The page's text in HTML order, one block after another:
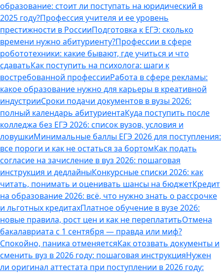
образование: стоит ли поступать на юридический в
2025 году?Профессия учителя и ее уровень
престижности в РоссииПодготовка к ЕГЭ: сколько
времени нужно абитуриенту?Профессии в сфере
робототехники: какие бывают, где учиться и что
сдаватьКак поступить на психолога: шаги к
востребованной профессииРабота в сфере рекламы:
какое образование нужно для карьеры в креативной
индустрииСроки подачи документов в вузы 2026:
полный календарь абитуриентаКуда поступить после
колледжа без ЕГЭ 2026: список вузов, условия и
ловушкиМинимальные баллы ЕГЭ 2026 для поступления:
все пороги и как не остаться за бортомКак подать
согласие на зачисление в вуз 2026: пошаговая
инструкция и дедлайныКонкурсные списки 2026: как
читать, понимать и оценивать шансы на бюджетКредит
на образование 2026: всё, что нужно знать о рассрочке
и льготных кредитахПлатное обучение в вузе 2026:
новые правила, рост цен и как не переплатитьОтмена
бакалавриата с 1 сентября — правда или миф?
Спокойно, паника отменяетсяКак отозвать документы и
сменить вуз в 2026 году: пошаговая инструкцияНужен
ли оригинал аттестата при поступлении в 2026 году: